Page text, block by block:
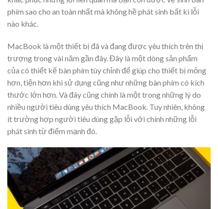
phím sao cho an toàn nhất mà không hề phát sinh bất kì lỗi
nào khác.
MacBook là một thiết bị đã và đang được yêu thích trên thị
trượng trong vài năm gần đây. Đây là một dòng sản phẩm
của có thiết kế bàn phím tùy chỉnh để giúp cho thiết bị mỏng
hơn, tiện hơn khi sử dụng cũng như những bàn phím có kích
thước lớn hơn. Và đây cũng chính là một trong những lý do
nhiều người tiêu dùng yêu thích MacBook. Tuy nhiên, không
ít trường hợp người tiêu dùng gặp lỗi với chính những lỗi
phát sinh từ điểm mạnh đó.